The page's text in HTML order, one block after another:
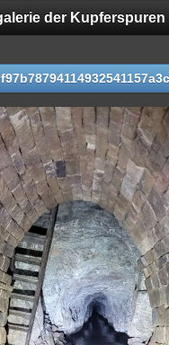
der Kupferspuren